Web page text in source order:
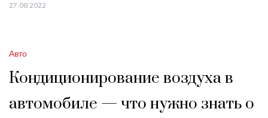
27.08.2022
Авто
Кондиционирование воздуха в
автомобиле — что нужно знать о